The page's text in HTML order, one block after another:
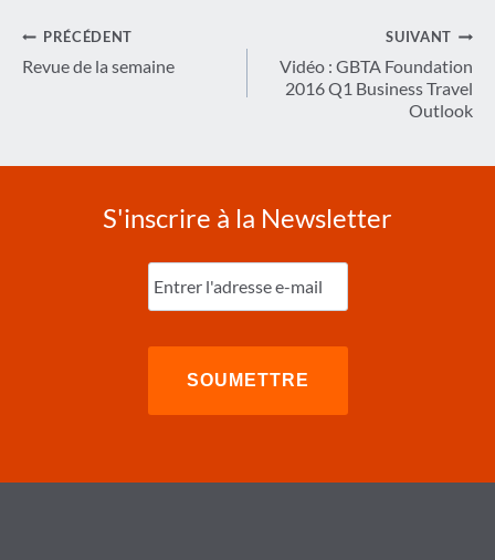
Navigation
de
PRÉCÉDENT
Revue de la semaine
SUIVANT
Vidéo : GBTA Foundation
2016 Q1 Business Travel
Outlook
S'inscrire à la Newsletter
Entrez
l'e-
mail